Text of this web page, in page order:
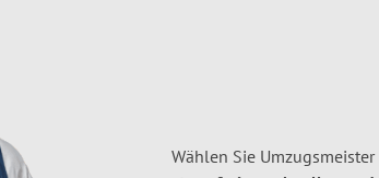
Wählen Sie